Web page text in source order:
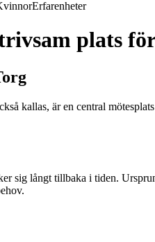
Erfarenheter
plats
kallas, är en central
sig långt tillbaka i tiden.